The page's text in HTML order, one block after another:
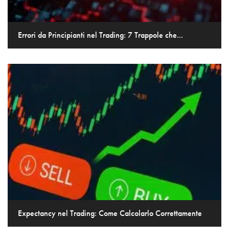
Errori da Principianti nel Trading: 7 Trappole che...
Expectancy nel Trading: Come Calcolarlo Correttamente